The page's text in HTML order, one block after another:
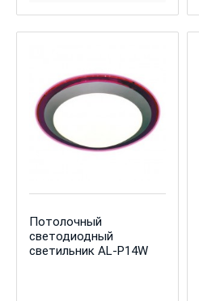
Потолочный
светодиодный
светильник AL-P14W